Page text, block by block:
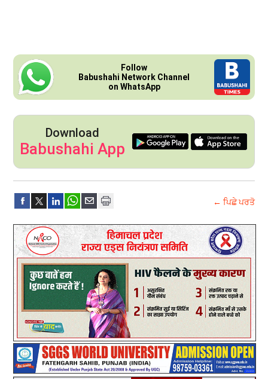
Follow
Babushahi Network Channel
on WhatsApp
Download
Babushahi App
← ਪਿਛੇ ਪਰਤੋ